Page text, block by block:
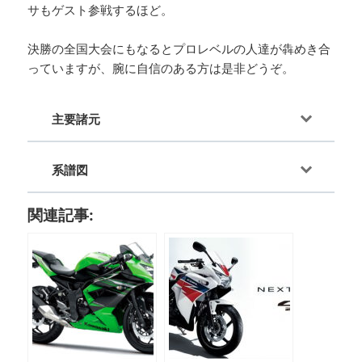
サもゲスト参戦するほど。
決勝の全国大会にもなるとプロレベルの人達が犇めき合
っていますが、腕に自信のある方は是非どうぞ。
主要諸元
系譜図
関連記事: